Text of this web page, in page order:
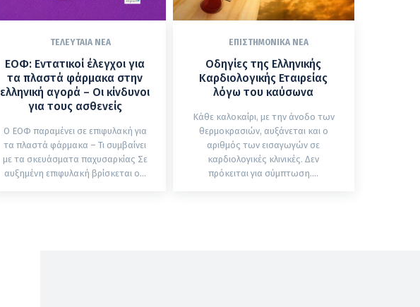
ΤΕΛΕΥΤΑΊΑ ΝΈΑ
ΕΟΦ: Εντατικοί έλεγχοι για
τα πλαστά φάρμακα στην
ελληνική αγορά – Οι κίνδυνοι
για τους ασθενείς
Ο ΕΟΦ παραμένει σε επιφυλακή για
τα πλαστά φάρμακα – Τι συμβαίνει
με τα σκευάσματα παχυσαρκίας Σε
αυξημένη επιφυλακή βρίσκεται ο...
ΕΠΙΣΤΗΜΟΝΙΚΆ ΝΈΑ
Οδηγίες της Ελληνικής
Καρδιολογικής Εταιρείας
λόγω του καύσωνα
Κάθε καλοκαίρι, με την άνοδο των
θερμοκρασιών, αυξάνεται και ο
αριθμός των εισαγωγών σε
καρδιολογικές κλινικές. Δεν
πρόκειται για σύμπτωση....